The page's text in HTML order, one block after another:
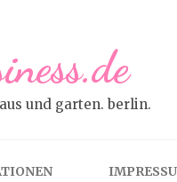
und garten. berlin.